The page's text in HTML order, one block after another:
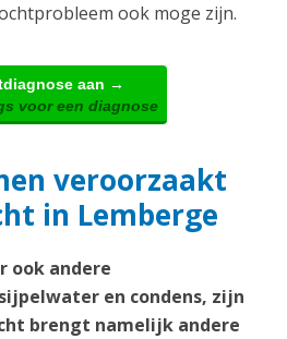
ook moge zijn.
aan →
voor een diagnose
veroorzaakt
in Lemberge
ook andere
en condens, zijn
brengt namelijk andere